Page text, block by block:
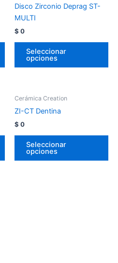
Disco Zirconio Deprag ST-
MULTI
$ 0
Seleccionar
opciones
Cerámica Creation
ZI-CT Dentina
$ 0
Seleccionar
opciones